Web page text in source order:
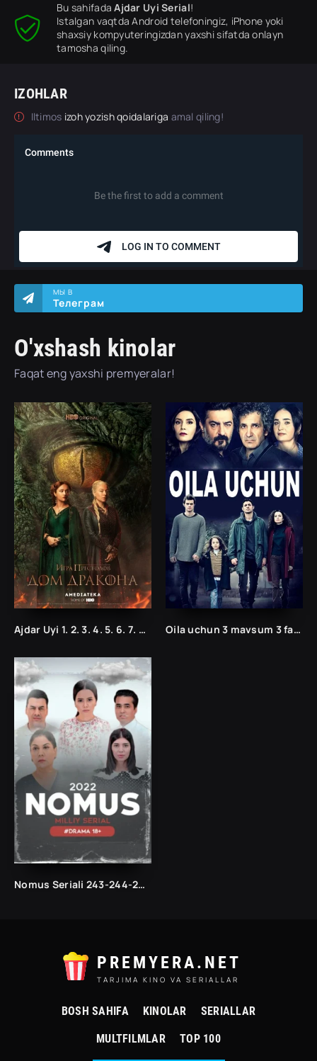
Bu sahifadaAjdar Uyi Serial!
Istalgan vaqtda Android telefoningiz, iPhone yoki
shaxsiy kompyuteringizdan yaxshi sifatda onlayn
tamosha qiling.
IZOHLAR
Iltimos izoh yozish qoidalariga amal qiling!
O'xshash kinolar
Faqat eng yaxshi premyeralar!
МЫ В
Телеграм
Ajdar Uyi 1. 2. 3. 4. 5. 6. 7. 8. 9. 10. 11. 12. 13. 14. 15 Qismlar Uzbek tilida 2022 Tarjima Serial Oila uchun 3 mavsum 3 fasil uzbek tilida Barcha qismlar
Nomus Seriali 243-244-245-246-247-248-249-250-251-252-253-254-255 Qism Milliy kino Uzbek seryali Barcha hamma qismlari
PREMYERA.NET
TARJIMA KINO VA SERIALLAR
BOSH SAHIFA KINOLAR SERIALLAR
MULTFILMLAR TOP 100